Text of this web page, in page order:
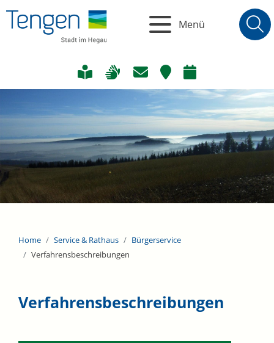
Menü
Home Service & Rathaus
Bürgerservice
Verfahrensbeschreibungen
Verfahrensbeschreibungen